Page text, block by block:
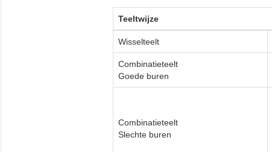
Teeltwijze
Wisselteelt
Combinatieteelt
Goede buren
Combinatieteelt
Slechte buren